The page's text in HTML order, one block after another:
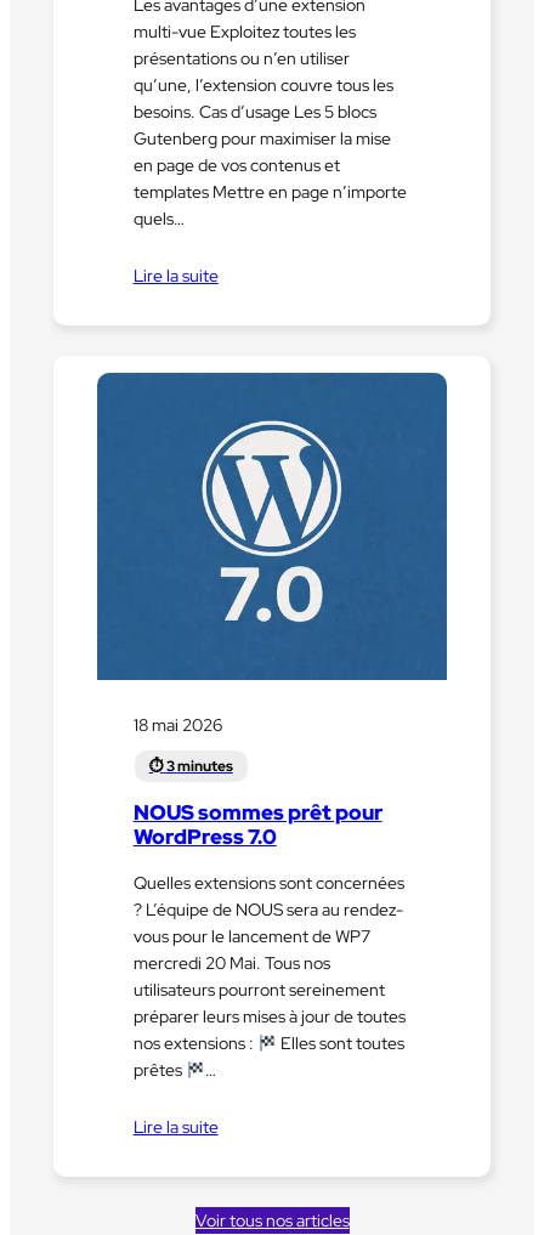
multi-vue Exploitez toutes les
présentations ou n’en utiliser
qu’une, l’extension couvre tous les
besoins. Cas d’usage Les 5 blocs
Gutenberg pour maximiser la mise
en page de vos contenus et
templates Mettre en page n’importe
quels…
Lire la suite
18 mai 2026
NOUS sommes prêt pour
WordPress 7.0
Quelles extensions sont concernées
? L’équipe de NOUS sera au rendez-
vous pour le lancement de WP7
mercredi 20 Mai. Tous nos
utilisateurs pourront sereinement
préparer leurs mises à jour de toutes
nos extensions :
Elles sont toutes
prêtes
…
Lire la suite
Voir tous nos articles